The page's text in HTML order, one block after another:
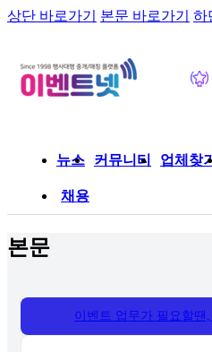
상단 바로가기 본문 바로가기 하
뉴스 커뮤니티 업체찾기
채용
본문
이벤트 업무가 필요할땐